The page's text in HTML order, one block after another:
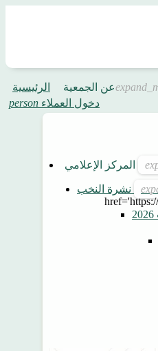
الرئيسية عن الجمعية
person دخول العملاء